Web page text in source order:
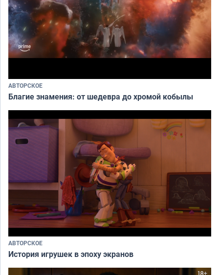
АВТОРСКОЕ
Благие знамения: от шедевра до хромой кобылы
АВТОРСКОЕ
История игрушек в эпоху экранов